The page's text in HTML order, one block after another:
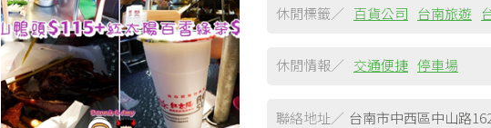
休閒標籤／ 百貨公司 台南旅遊
休閒情報／ 交通便捷 停車場
聯絡地址／ 台南市中西區中山路